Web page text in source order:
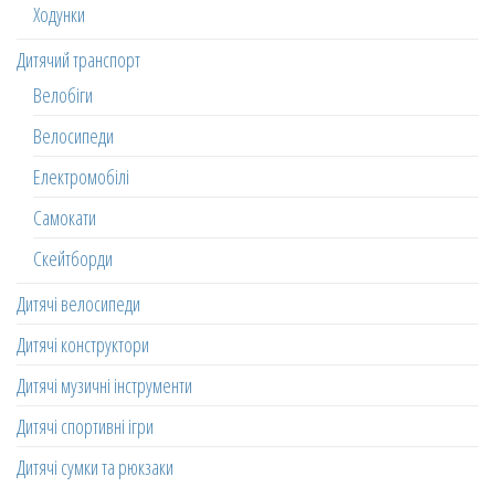
Ходунки
Дитячий транспорт
Велобіги
Велосипеди
Електромобілі
Самокати
Скейтборди
Дитячі велосипеди
Дитячі конструктори
Дитячі музичні інструменти
Дитячі спортивні ігри
Дитячі сумки та рюкзаки